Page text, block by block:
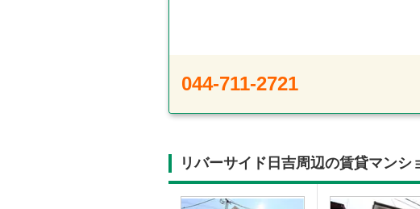
044-711-2721
リバーサイド日吉周辺の賃貸マンシ